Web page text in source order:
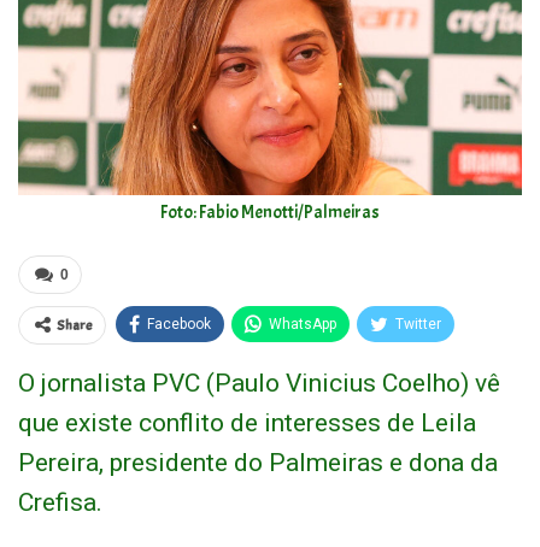
Foto: Fabio Menotti/Palmeiras
0
Share Facebook WhatsApp Twitter
O jornalista PVC (Paulo Vinicius Coelho) vê
que existe conflito de interesses de Leila
Pereira, presidente do Palmeiras e dona da
Crefisa.